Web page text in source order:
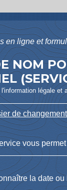
en ligne et
NOM
légale et
de
vous
la date